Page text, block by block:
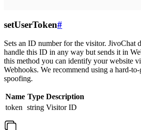
setUserToken#
Sets an ID number for the visitor. JivoChat
handle this ID in any way but sends it in
this method you can identify your website
Webhooks. We recommend using a hard-
spoofing.
Name Type Description
token string Visitor ID